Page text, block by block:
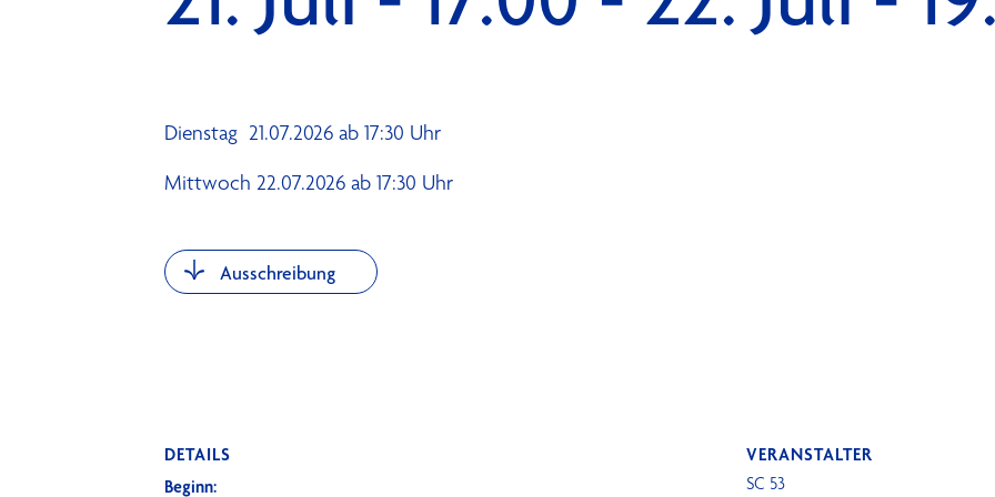
Dienstag 21.07.2026 ab 17:30 Uhr
Mittwoch 22.07.2026 ab 17:30 Uhr
Ausschreibung
DETAILS
Beginn:
VERANSTALTER
SC 53